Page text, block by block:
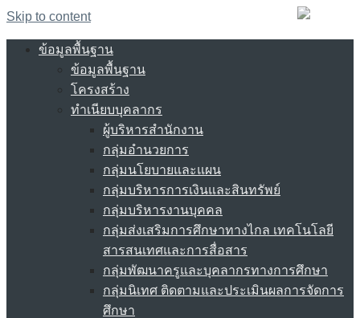
Skip to content
ข้อมูลพื้นฐาน
ข้อมูลพื้นฐาน
โครงสร้าง
ทำเนียบบุคลากร
ผู้บริหารสำนักงาน
กลุ่มอำนวยการ
กลุ่มนโยบายและแผน
กลุ่มบริหารการเงินและสินทรัพย์
กลุ่มบริหารงานบุคคล
กลุ่มส่งเสริมการศึกษาทางไกล เทคโนโลยี
สารสนเทศและการสื่อสาร
กลุ่มพัฒนาครูและบุคลากรทางการศึกษา
กลุ่มนิเทศ ติดตามและประเมินผลการจัดการ
ศึกษา